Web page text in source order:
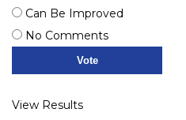
Can Be Improved
No Comments
View Results